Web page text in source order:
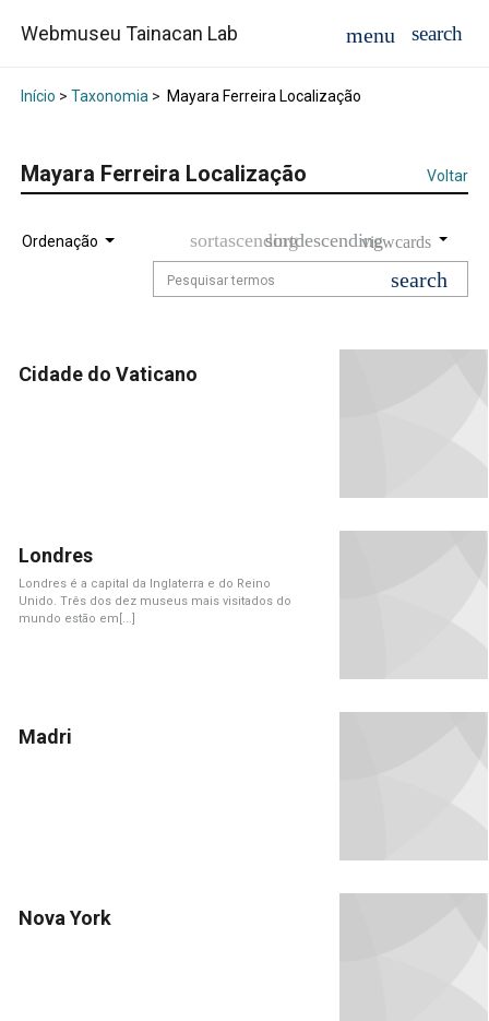
Webmuseu Tainacan Lab
Início > Taxonomia> Mayara Ferreira Localização
Mayara Ferreira Localização Voltar
Ordenação
Cidade do Vaticano
Londres
Londres é a capital da Inglaterra e do Reino
Unido. Três dos dez museus mais visitados do
mundo estão em[...]
Madri
Nova York